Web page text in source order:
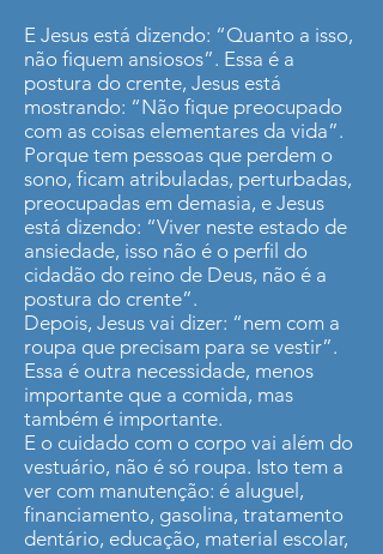
E Jesus está dizendo: “Quanto a isso,
não fiquem ansiosos”. Essa é a
postura do crente, Jesus está
mostrando: “Não fique preocupado
com as coisas elementares da vida”.
Porque tem pessoas que perdem o
sono, ficam atribuladas, perturbadas,
preocupadas em demasia, e Jesus
está dizendo: “Viver neste estado de
ansiedade, isso não é o perfil do
cidadão do reino de Deus, não é a
postura do crente”.
Depois, Jesus vai dizer: “nem com a
roupa que precisam para se vestir”.
Essa é outra necessidade, menos
importante que a comida, mas
também é importante.
E o cuidado com o corpo vai além do
vestuário, não é só roupa. Isto tem a
ver com manutenção: é aluguel,
financiamento, gasolina, tratamento
dentário, educação, material escolar,